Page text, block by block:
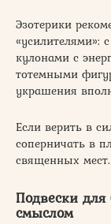
Эзотерики
«усилителями»:
кулонами с
тотемными
украшения
Если верить в
соперничать в
священных мест.
Подвески
смыслом